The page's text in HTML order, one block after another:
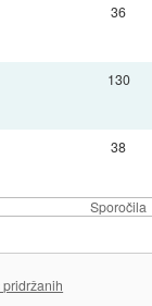
Sporočila
36
130
38